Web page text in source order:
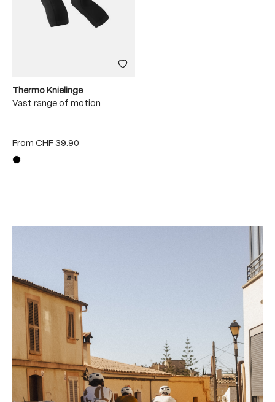
Thermo Knielinge
Vast range of motion
From CHF 39.90